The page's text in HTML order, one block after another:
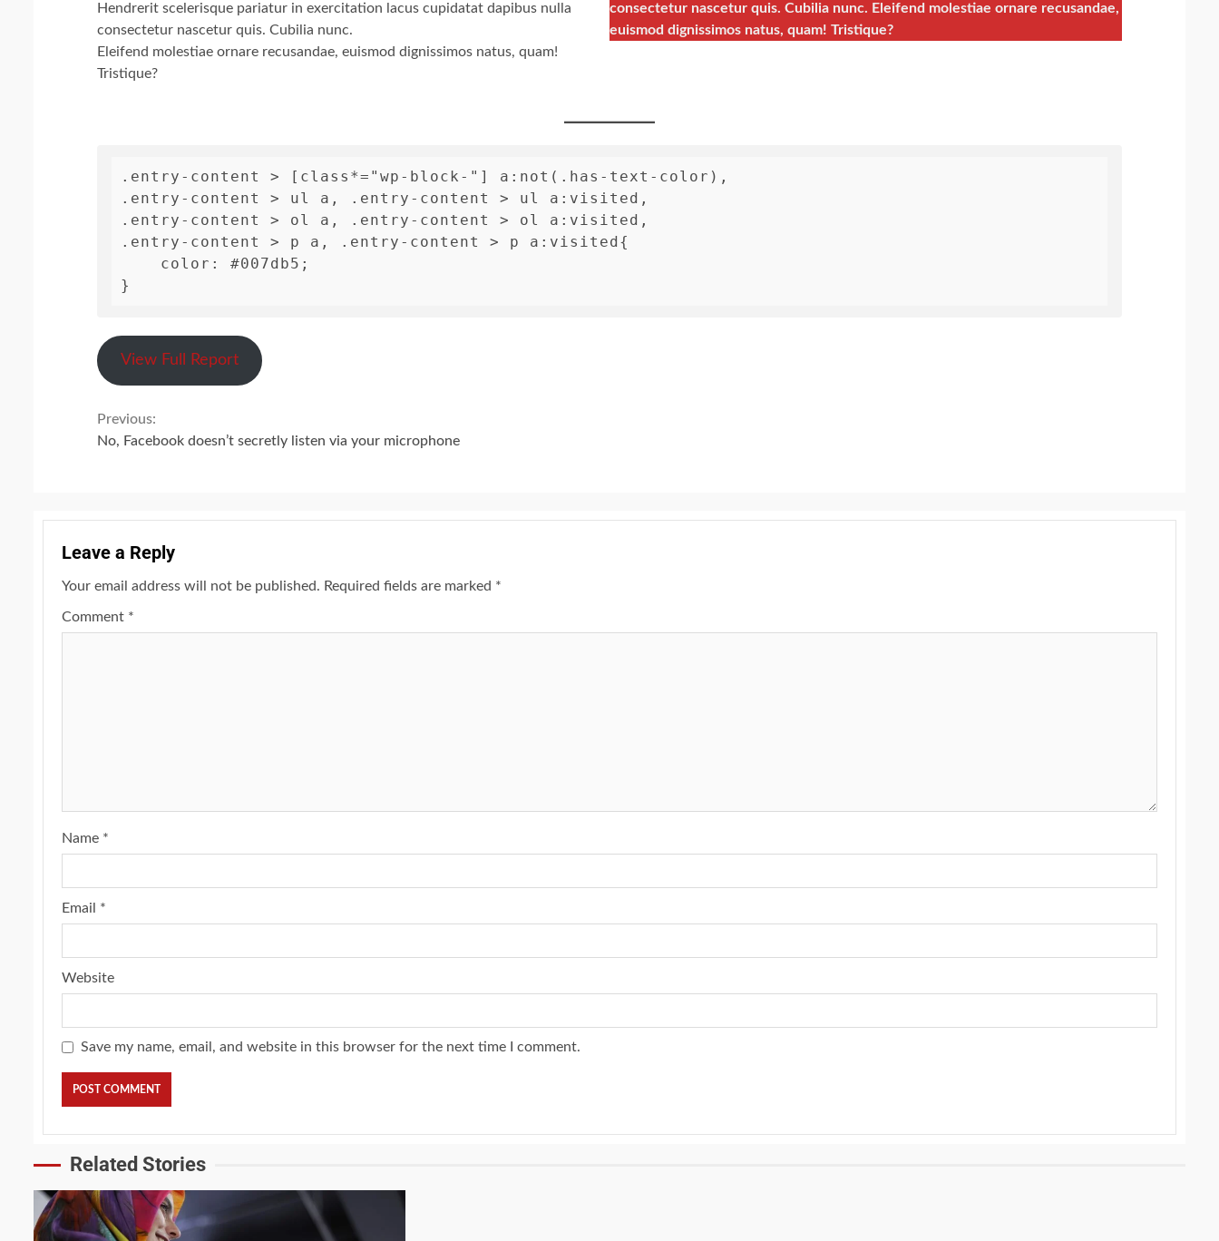
Hendrerit scelerisque pariatur in exercitation lacus cupidatat dapibus nulla
consectetur nascetur quis. Cubilia nunc.
Eleifend molestiae ornare recusandae, euismod dignissimos natus, quam!
Tristique?
consectetur nascetur quis. Cubilia nunc. Eleifend molestiae ornare recusandae,
euismod dignissimos natus, quam! Tristique?
.entry-content > [class*="wp-block-"] a:not(.has-text-color),
.entry-content > ul a, .entry-content > ul a:visited,
.entry-content > ol a, .entry-content > ol a:visited,
.entry-content > p a, .entry-content > p a:visited{
}
View Full Report
Previous:
No, Facebook doesn’t secretly listen via your microphone
Leave a Reply
Your email address will not be published. Required fields are marked *
Comment *
Name *
Email *
Website
Save my name, email, and website in this browser for the next time I comment.
Related Stories